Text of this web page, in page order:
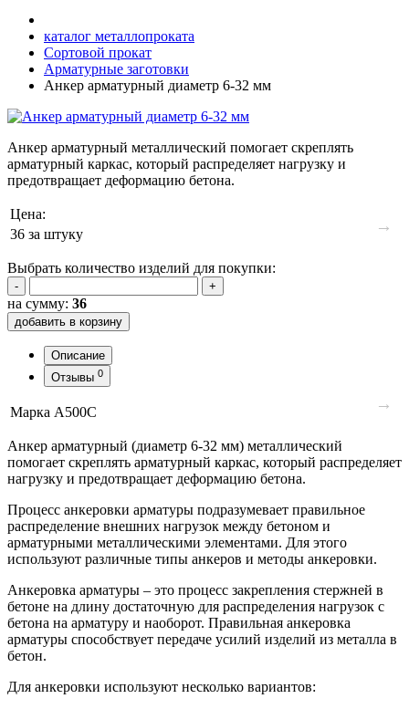
каталог металлопроката
Сортовой прокат
Арматурные заготовки
Анкер арматурный диаметр 6-32 мм
Анкер арматурный металлический помогает скреплять
арматурный каркас, который распределяет нагрузку и
предотвращает деформацию бетона.
Цена:
36 за штуку →
Выбрать количество изделий для покупки:
- +
на сумму: 36
добавить в корзину
Описание
Отзывы 0
Марка А500С →
Анкер арматурный (диаметр 6-32 мм) металлический
помогает скреплять арматурный каркас, который распределяет
нагрузку и предотвращает деформацию бетона.
Процесс анкеровки арматуры подразумевает правильное
распределение внешних нагрузок между бетоном и
арматурными металлическими элементами. Для этого
используют различные типы анкеров и методы анкеровки.
Анкеровка арматуры – это процесс закрепления стержней в
бетоне на длину достаточную для распределения нагрузок с
бетона на арматуру и наоборот. Правильная анкеровка
арматуры способствует передаче усилий изделий из металла в
бетон.
Для анкеровки используют несколько вариантов: